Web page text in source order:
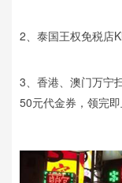
2、泰国王权免税店
3、香港、澳门万宁
50元代金券，领完即